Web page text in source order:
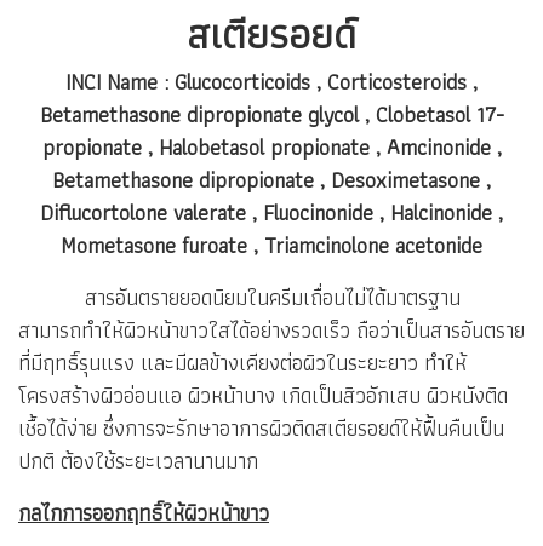
สเตียรอยด์
INCI Name : Glucocorticoids , Corticosteroids ,
Betamethasone dipropionate glycol , Clobetasol 17-
propionate , Halobetasol propionate , Amcinonide ,
Betamethasone dipropionate , Desoximetasone ,
Diflucortolone valerate , Fluocinonide , Halcinonide ,
Mometasone furoate , Triamcinolone acetonide
สารอันตรายยอดนิยมในครีมเถื่อนไม่ได้มาตรฐาน
สามารถทำให้ผิวหน้าขาวใสได้อย่างรวดเร็ว ถือว่าเป็นสารอันตราย
ที่มีฤทธิ์รุนแรง และมีผลข้างเคียงต่อผิวในระยะยาว ทำให้
โครงสร้างผิวอ่อนแอ ผิวหน้าบาง เกิดเป็นสิวอักเสบ ผิวหนังติด
เชื้อได้ง่าย ซึ่งการจะรักษาอาการผิวติดสเตียรอยด์ให้ฟื้นคืนเป็น
ปกติ ต้องใช้ระยะเวลานานมาก
กลไกการออกฤทธิ์ให้ผิวหน้าขาว